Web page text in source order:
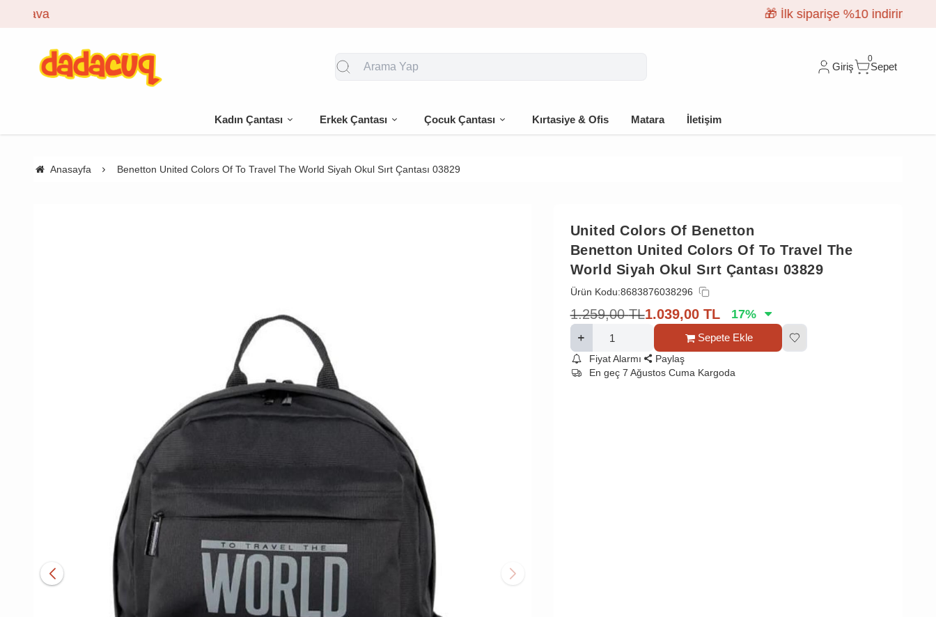
Giriş
0
Sepet
Kadın Çantası Erkek Çantası Çocuk Çantası Kırtasiye & Ofis Matara İletişim
Anasayfa Benetton United Colors Of To Travel The World Siyah Okul Sırt Çantası 03829
United Colors Of Benetton
Benetton United Colors Of To Travel The
World Siyah Okul Sırt Çantası 03829
Ürün Kodu:8683876038296
1.259,00 TL1.039,00 TL 17%
Sepete Ekle
Fiyat Alarmı
Paylaş
En geç 7 Ağustos Cuma Kargoda